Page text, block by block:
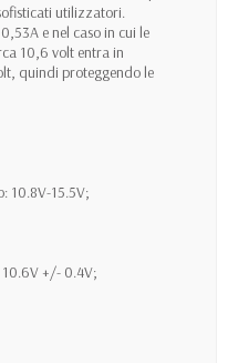
utilizzatori.
e nel caso in cui le
10,6 volt entra in
quindi proteggendo le
10.8V-15.5V;
10.6V +/- 0.4V;